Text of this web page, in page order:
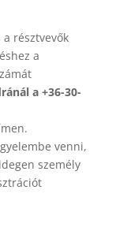
résztvevők
a
a +36-30-
venni,
személy